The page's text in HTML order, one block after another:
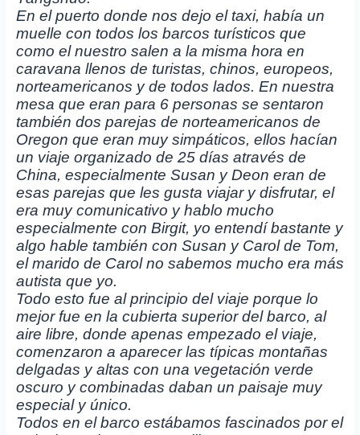
En el puerto donde nos dejo el taxi, había un
muelle con todos los barcos turísticos que
como el nuestro salen a la misma hora en
caravana llenos de turistas, chinos, europeos,
norteamericanos y de todos lados. En nuestra
mesa que eran para 6 personas se sentaron
también dos parejas de norteamericanos de
Oregon que eran muy simpáticos, ellos hacían
un viaje organizado de 25 días através de
China, especialmente Susan y Deon eran de
esas parejas que les gusta viajar y disfrutar, el
era muy comunicativo y hablo mucho
especialmente con Birgit, yo entendí bastante y
algo hable también con Susan y Carol de Tom,
el marido de Carol no sabemos mucho era más
autista que yo.
Todo esto fue al principio del viaje porque lo
mejor fue en la cubierta superior del barco, al
aire libre, donde apenas empezado el viaje,
comenzaron a aparecer las típicas montañas
delgadas y altas con una vegetación verde
oscuro y combinadas daban un paisaje muy
especial y único.
Todos en el barco estábamos fascinados por el